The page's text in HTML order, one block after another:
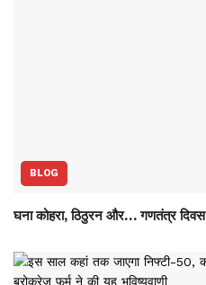
BLOG
घना कोहरा, ठिठुरन और… गणतंत्र दिवस